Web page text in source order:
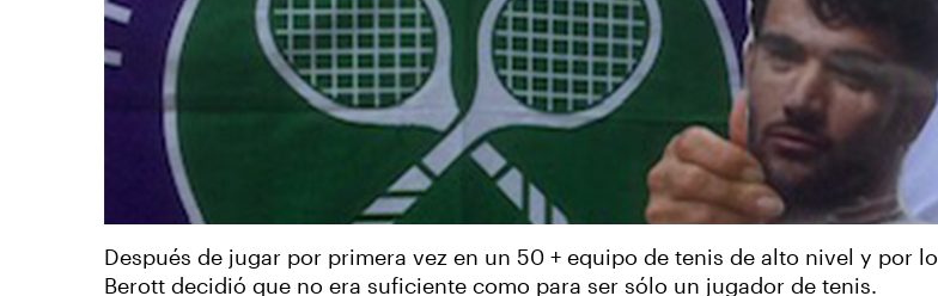
Después de jugar por primera vez en un 50 + equipo de tenis de alto nivel y por
Berott decidió que no era suficiente como para ser sólo un jugador de tenis.